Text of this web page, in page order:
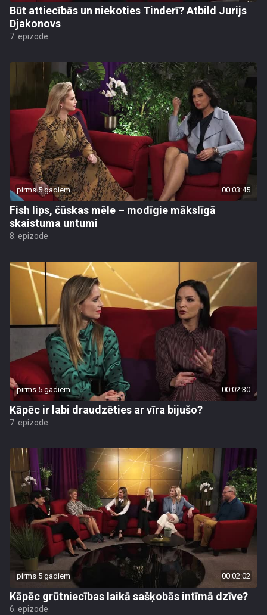
Būt attiecībās un niekoties Tinderī? Atbild Jurijs
Djakonovs
7. epizode
pirms 5 gadiem 00:03:45
Fish lips, čūskas mēle – modīgie mākslīgā
skaistuma untumi
8. epizode
pirms 5 gadiem 00:02:30
Kāpēc ir labi draudzēties ar vīra bijušo?
7. epizode
pirms 5 gadiem 00:02:02
Kāpēc grūtniecības laikā sašķobās intīmā dzīve?
6. epizode